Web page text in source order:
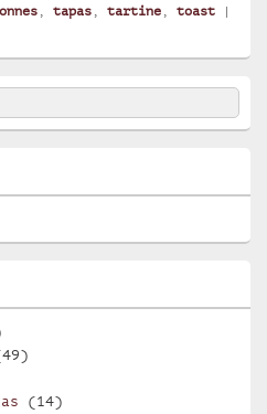
, tapas , tartine , toast
|
(14)